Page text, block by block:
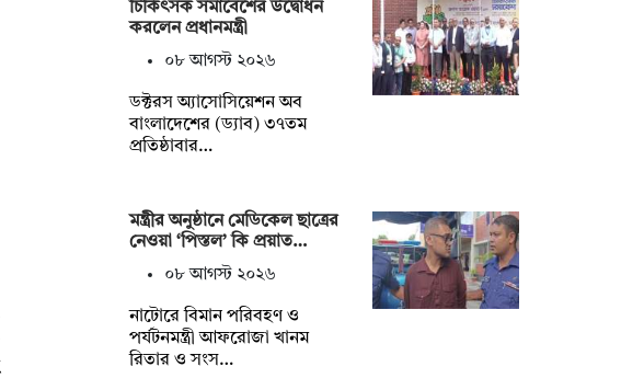
চিকিৎসক সমাবেশের উদ্বোধন
করলেন প্রধানমন্ত্রী
০৮ আগস্ট ২০২৬
ডক্টরস অ্যাসোসিয়েশন অব
বাংলাদেশের (ড্যাব) ৩৭তম
প্রতিষ্ঠাবার…
মন্ত্রীর অনুষ্ঠানে মেডিকেল ছাত্রের
নেওয়া ‘পিস্তল’ কি প্রয়াত…
০৮ আগস্ট ২০২৬
নাটোরে বিমান পরিবহণ ও
পর্যটনমন্ত্রী আফরোজা খানম
রিতার ও সংস…